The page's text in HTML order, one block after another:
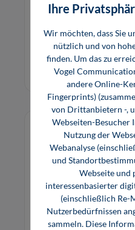
Überblick über die
oder Aluminium.
22,00 €*
Online, Download
Ihre
Wir möchten, dass Sie
nützlich und von
finden. Um das zu
Vogel
andere Online-
Fingerprints)
von Drittanbietern -,
Webseiten-Besucher
Nutzung der
Webanalyse
und
Webseite und
interessenbasierter
(einschließlich Re-
Nutzerbedürfnissen
sammeln. Diese